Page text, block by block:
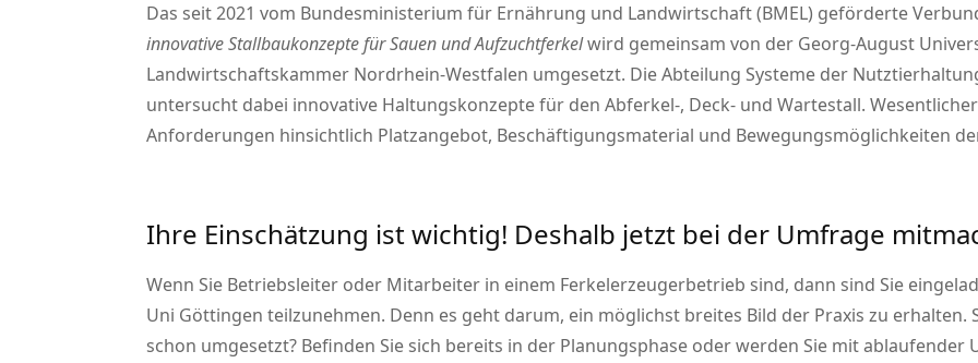
Das seit 2021 vom Bundesministerium für Ernährung und Landwirtschaft (BMEL) geförderte
innovative Stallbaukonzepte für Sauen und Aufzuchtferkelwird gemeinsam von der Georg-August
Landwirtschaftskammer Nordrhein-Westfalen umgesetzt. Die Abteilung Systeme der
untersucht dabei innovative Haltungskonzepte für den Abferkel-, Deck- und Wartestall.
Anforderungen hinsichtlich Platzangebot, Beschäftigungsmaterial und Bewegungsmöglichkeiten
Ihre Einschätzung ist wichtig! Deshalb jetzt bei der Umfrage
Wenn Sie Betriebsleiter oder Mitarbeiter in einem Ferkelerzeugerbetrieb sind, dann sind Sie
Uni Göttingen teilzunehmen. Denn es geht darum, ein möglichst breites Bild der Praxis zu
schon umgesetzt? Befinden Sie sich bereits in der Planungsphase oder werden Sie mit